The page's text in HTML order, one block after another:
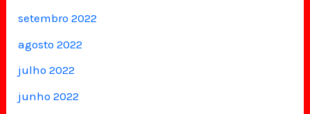
setembro 2022
agosto 2022
julho 2022
junho 2022